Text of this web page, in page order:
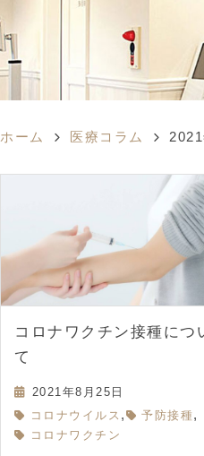
ホーム 医療コラム
コロナワクチン接種につ
て
2021年8月25日
コロナウイルス , 予防接種,
コロナワクチン